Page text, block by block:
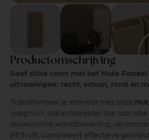
Productomschrijving
Geef stilte vorm met het Mute Paneel
uitvoeringen: recht, schuin, rond en
Transformeer je interieur met onze
voeg rust, stijl en karakter toe aan elke
akoestische wandbekleding,
PET-vilt, combineert effectieve